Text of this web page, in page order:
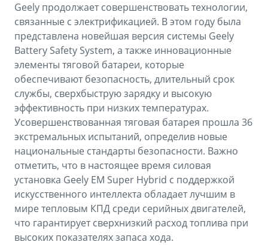
Geely продолжает совершенствовать технологии,
связанные с электрификацией. В этом году была
представлена новейшая версия системы Geely
Battery Safety System, а также инновационные
элементы тяговой батареи, которые
обеспечивают безопасность, длительный срок
службы, сверхбыструю зарядку и высокую
эффективность при низких температурах.
Усовершенствованная тяговая батарея прошла 36
экстремальных испытаний, определив новые
национальные стандарты безопасности. Важно
отметить, что в настоящее время силовая
установка Geely EM Super Hybrid с поддержкой
искусственного интеллекта обладает лучшим в
мире тепловым КПД среди серийных двигателей,
что гарантирует сверхнизкий расход топлива при
высоких показателях запаса хода.